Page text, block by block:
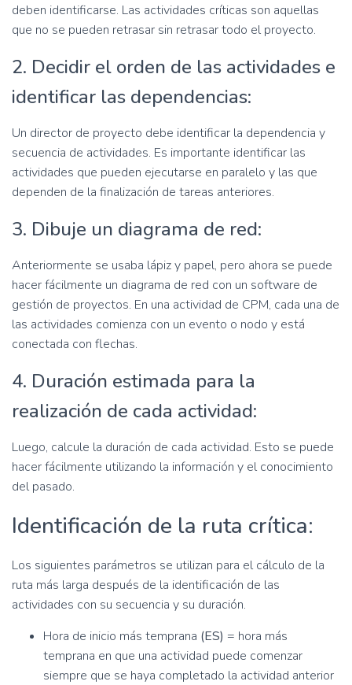
deben identificarse. Las actividades críticas son aquellas
que no se pueden retrasar sin retrasar todo el proyecto.
2. Decidir el orden de las actividades e
identificar las dependencias:
Un director de proyecto debe identificar la dependencia y
secuencia de actividades. Es importante identificar las
actividades que pueden ejecutarse en paralelo y las que
dependen de la finalización de tareas anteriores.
3. Dibuje un diagrama de red:
Anteriormente se usaba lápiz y papel, pero ahora se puede
hacer fácilmente un diagrama de red con un software de
gestión de proyectos. En una actividad de CPM, cada una de
las actividades comienza con un evento o nodo y está
conectada con flechas.
4. Duración estimada para la
realización de cada actividad:
Luego, calcule la duración de cada actividad. Esto se puede
hacer fácilmente utilizando la información y el conocimiento
del pasado.
Identificación de la ruta crítica:
Los siguientes parámetros se utilizan para el cálculo de la
ruta más larga después de la identificación de las
actividades con su secuencia y su duración.
Hora de inicio más temprana (ES) = hora más
temprana en que una actividad puede comenzar
siempre que se haya completado la actividad anterior